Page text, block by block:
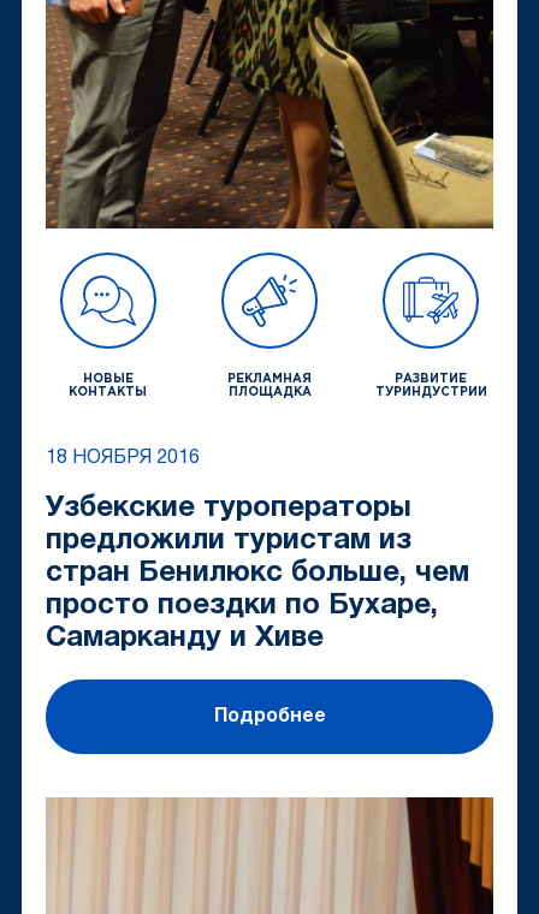
НОВЫЕ
КОНТАКТЫ
РЕКЛАМНАЯ
ПЛОЩАДКА
РАЗВИТИЕ
ТУРИНДУСТРИИ
18 НОЯБРЯ 2016
Узбекские туроператоры
предложили туристам из
стран Бенилюкс больше, чем
просто поездки по Бухаре,
Самарканду и Хиве
Подробнее